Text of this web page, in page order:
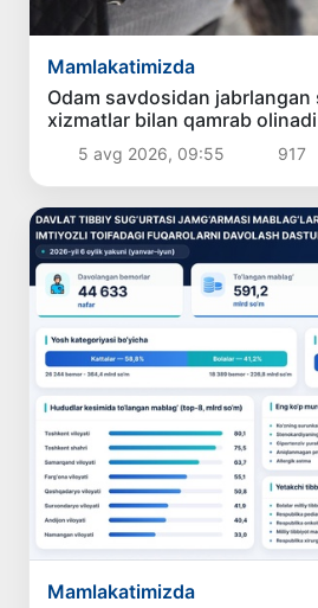
Mamlakatimizda
Odam savdosidan
xizmatlar bilan qamrab olinadi
5 avg 2026, 09:55 917
Mamlakatimizda